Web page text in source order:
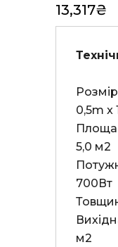
13,317₴
Розмір
0,5m x
Площа
5,0 м2
700Вт
м2